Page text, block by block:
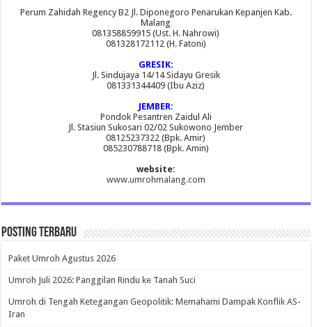
Perum Zahidah Regency B2 Jl. Diponegoro Penarukan Kepanjen Kab.
Malang
081358859915 (Ust. H. Nahrowi)
081328172112 (H. Fatoni)
GRESIK:
Jl. Sindujaya 14/14 Sidayu Gresik
081331344409 (Ibu Aziz)
JEMBER:
Pondok Pesantren Zaidul Ali
Jl. Stasiun Sukosari 02/02 Sukowono Jember
08125237322 (Bpk. Amir)
085230788718 (Bpk. Amin)
website:
www.umrohmalang.com
Posting Terbaru
Paket Umroh Agustus 2026
Umroh Juli 2026: Panggilan Rindu ke Tanah Suci
Umroh di Tengah Ketegangan Geopolitik: Memahami Dampak Konflik AS-
Iran